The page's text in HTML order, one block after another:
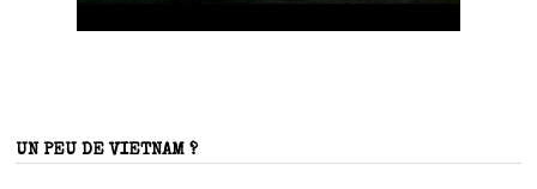
UN PEU DE VIETNAM ?